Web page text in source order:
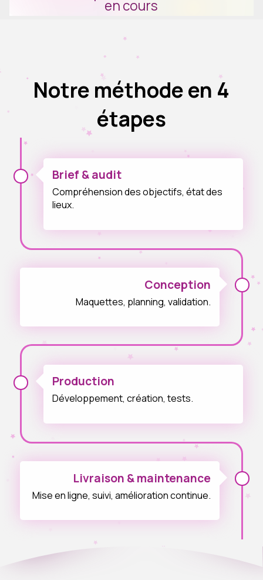
en cours
Notre méthode en 4
étapes
Brief & audit
Compréhension des objectifs, état des
lieux.
Conception
Maquettes, planning, validation.
Production
Développement, création, tests.
Livraison & maintenance
Mise en ligne, suivi, amélioration continue.